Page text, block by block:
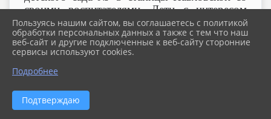
своими воспитателями. Дети с интересом
слушали историю семейной жизни
благоверных Петра и Февронии Муромских,
ставших символом Российского праздника,
рассматривали фото молодоженов
Павловского района разных времен на
Тематическое мероприятие завершилось
просмотром мультфильма «Сказание о Петре
Пользуясь нашим сайтом, вы соглашаетесь с политикой
обработки персональных данных а также с тем что наш
веб-сайт и другие подключенные к веб-сайту сторонние
сервисы используют cookies.
Подробнее
Подтверждаю